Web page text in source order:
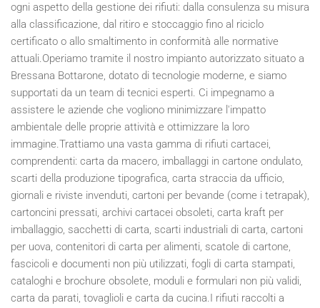
ogni aspetto della gestione dei rifiuti: dalla consulenza su misura
alla classificazione, dal ritiro e stoccaggio fino al riciclo
certificato o allo smaltimento in conformità alle normative
attuali.Operiamo tramite il nostro impianto autorizzato situato a
Bressana Bottarone, dotato di tecnologie moderne, e siamo
supportati da un team di tecnici esperti. Ci impegnamo a
assistere le aziende che vogliono minimizzare l'impatto
ambientale delle proprie attività e ottimizzare la loro
immagine.Trattiamo una vasta gamma di rifiuti cartacei,
comprendenti: carta da macero, imballaggi in cartone ondulato,
scarti della produzione tipografica, carta straccia da ufficio,
giornali e riviste invenduti, cartoni per bevande (come i tetrapak),
cartoncini pressati, archivi cartacei obsoleti, carta kraft per
imballaggio, sacchetti di carta, scarti industriali di carta, cartoni
per uova, contenitori di carta per alimenti, scatole di cartone,
fascicoli e documenti non più utilizzati, fogli di carta stampati,
cataloghi e brochure obsolete, moduli e formulari non più validi,
carta da parati, tovaglioli e carta da cucina.I rifiuti raccolti a